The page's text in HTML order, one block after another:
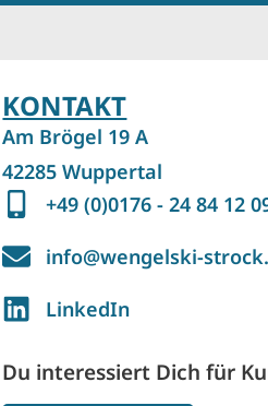
KONTAKT
Am Brögel 19 A
42285 Wuppertal
+49 (0)0176 - 24 84 12
info@wengelski-
LinkedIn
Du interessiert Dich für